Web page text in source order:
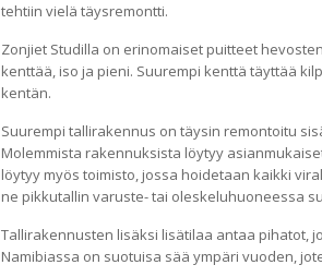
tehtiin vielä täysremontti.
Zonjiet Studilla on erinomaiset puitteet
kenttää, iso ja pieni. Suurempi kenttä täyttää
kentän.
Suurempi tallirakennus on täysin remontoitu
Molemmista rakennuksista löytyy
löytyy myös toimisto, jossa hoidetaan kaikki
ne pikkutallin varuste- tai oleskeluhuoneessa
Tallirakennusten lisäksi lisätilaa antaa pihatot,
Namibiassa on suotuisa sää ympäri vuoden,